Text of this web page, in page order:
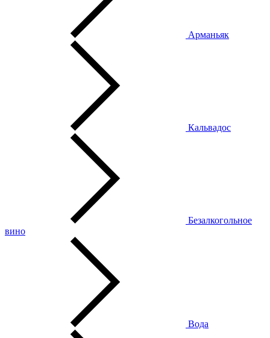
Арманьяк
Кальвадос
Безалкогольное
вино
Вода